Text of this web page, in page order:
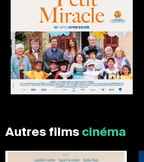
Autres films cinéma